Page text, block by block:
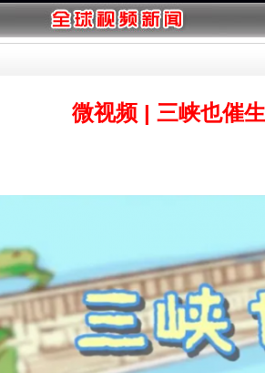
微视频 | 三峡也催
助力责任有效落实 一纸欠